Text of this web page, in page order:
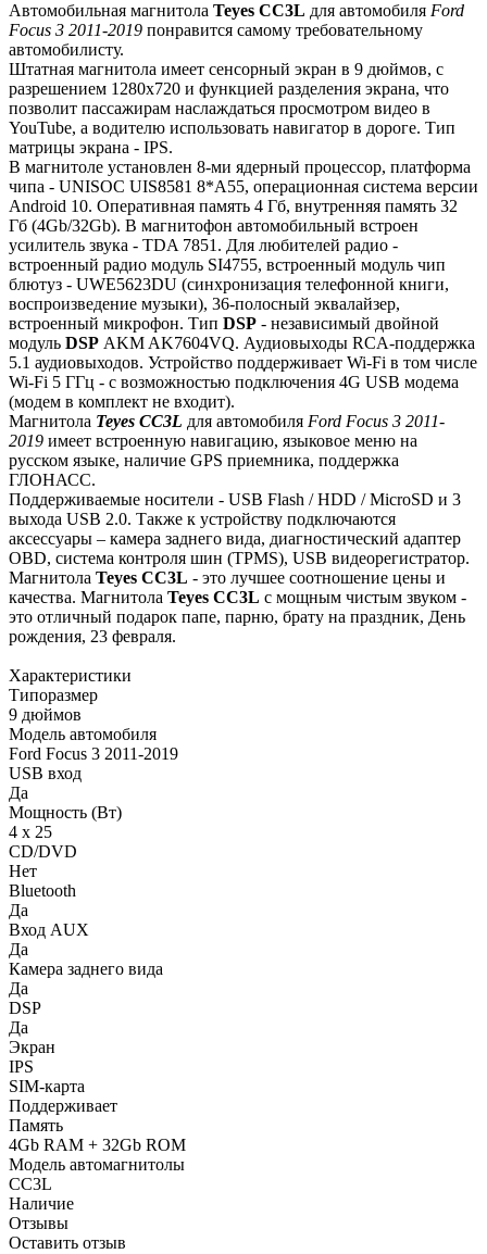
Автомобильная магнитола Teyes СС3L для автомобиля Ford
Focus 3 2011-2019 понравится самому требовательному
автомобилисту.
Штатная магнитола имеет сенсорный экран в 9 дюймов, с
разрешением 1280х720 и функцией разделения экрана, что
позволит пассажирам наслаждаться просмотром видео в
YouTube, а водителю использовать навигатор в дороге. Тип
матрицы экрана - IPS.
В магнитоле установлен 8-ми ядерный процессор, платформа
чипа - UNISOC UIS8581 8*A55, операционная система версии
Android 10. Оперативная память 4 Гб, внутренняя память 32
Гб (4Gb/32Gb). В магнитофон автомобильный встроен
усилитель звука - TDA 7851. Для любителей радио -
встроенный радио модуль SI4755, встроенный модуль чип
блютуз - UWE5623DU (синхронизация телефонной книги,
воспроизведение музыки), 36-полосный эквалайзер,
встроенный микрофон. Тип DSP - независимый двойной
модуль DSP AKM AK7604VQ. Аудиовыходы RCA-поддержка
5.1 аудиовыходов. Устройство поддерживает Wi-Fi в том числе
Wi-Fi 5 ГГц - с возможностью подключения 4G USB модема
(модем в комплект не входит).
Магнитола Teyes СС3L для автомобиля Ford Focus 3 2011-
2019 имеет встроенную навигацию, языковое меню на
русском языке, наличие GPS приемника, поддержка
ГЛОНАСС.
Поддерживаемые носители - USB Flash / HDD / MicroSD и 3
выхода USB 2.0. Также к устройству подключаются
аксессуары – камера заднего вида, диагностический адаптер
OBD, система контроля шин (TPMS), USB видеорегистратор.
Магнитола Teyes СС3L - это лучшее соотношение цены и
качества. Магнитола Teyes CC3L с мощным чистым звуком -
это отличный подарок папе, парню, брату на праздник, День
рождения, 23 февраля.
Характеристики
Типоразмер
9 дюймов
Модель автомобиля
Ford Focus 3 2011-2019
USB вход
Да
Мощность (Вт)
4 х 25
CD/DVD
Нет
Bluetooth
Да
Вход AUX
Да
Камера заднего вида
Да
DSP
Да
Экран
IPS
SIM-карта
Поддерживает
Память
4Gb RAM + 32Gb ROM
Модель автомагнитолы
CC3L
Наличие
Отзывы
Оставить отзыв